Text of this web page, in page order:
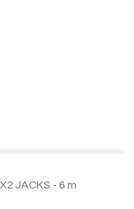
JACKS - 6 m